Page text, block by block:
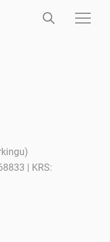
| KRS: